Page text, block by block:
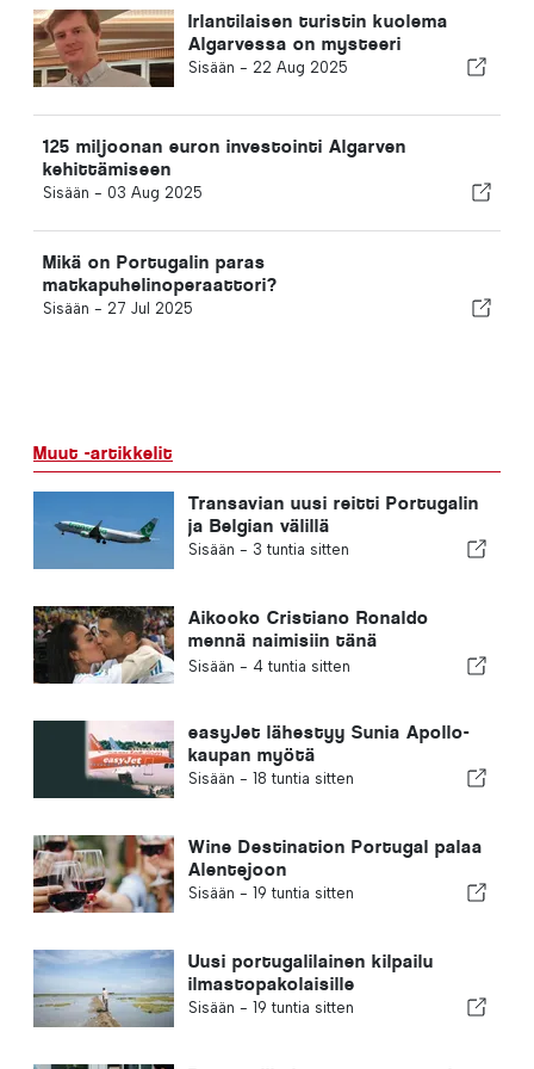
Irlantilaisen turistin kuolema
Algarvessa on mysteeri
Sisään - 22 Aug 2025
125 miljoonan euron investointi Algarven
kehittämiseen
Sisään - 03 Aug 2025
Mikä on Portugalin paras
matkapuhelinoperaattori?
Sisään - 27 Jul 2025
Muut -artikkelit
Transavian uusi reitti Portugalin
ja Belgian välillä
Sisään - 3 tuntia sitten
Aikooko Cristiano Ronaldo
mennä naimisiin tänä
viikonloppuna?
Sisään - 4 tuntia sitten
easyJet lähestyy Sunia Apollo-
kaupan myötä
Sisään - 18 tuntia sitten
Wine Destination Portugal palaa
Alentejoon
Sisään - 19 tuntia sitten
Uusi portugalilainen kilpailu
ilmastopakolaisille
Sisään - 19 tuntia sitten